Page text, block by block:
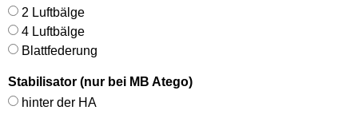
2 Luftbälge
4 Luftbälge
Blattfederung
Stabilisator (nur bei MB Atego)
hinter der HA